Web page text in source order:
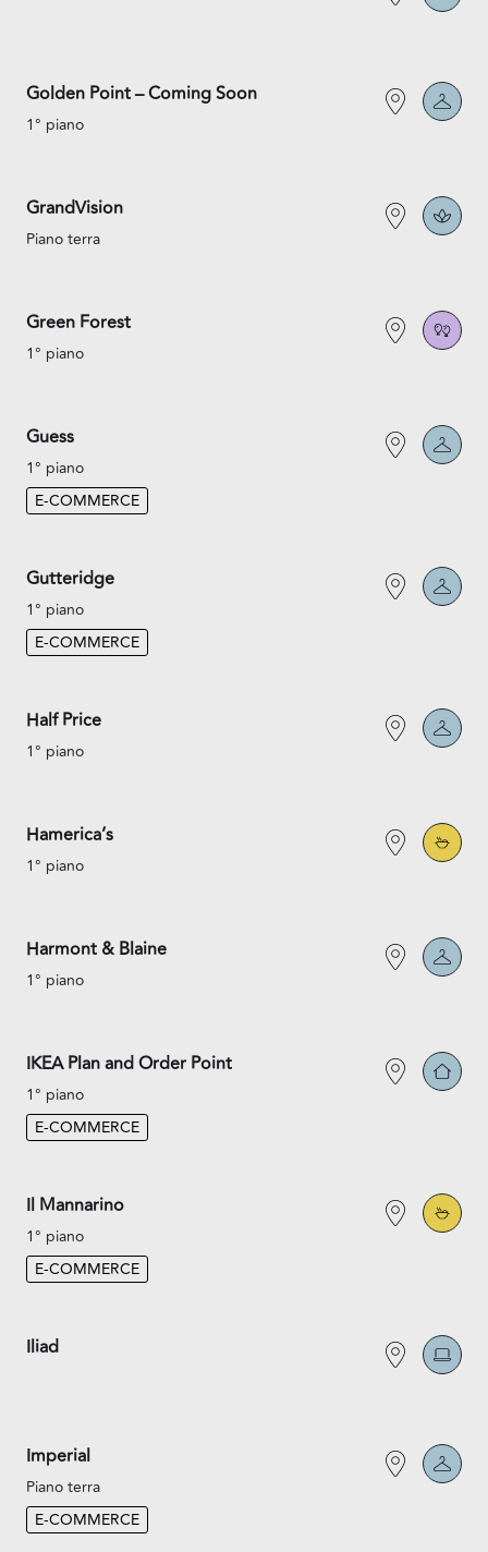
Golden Point – Coming Soon
1° piano
GrandVision
Piano terra
Green Forest
1° piano
Guess
1° piano
E-COMMERCE
Gutteridge
1° piano
E-COMMERCE
Half Price
1° piano
Hamerica’s
1° piano
Harmont & Blaine
1° piano
IKEA Plan and Order Point
1° piano
E-COMMERCE
Il Mannarino
1° piano
E-COMMERCE
Iliad
Imperial
Piano terra
E-COMMERCE